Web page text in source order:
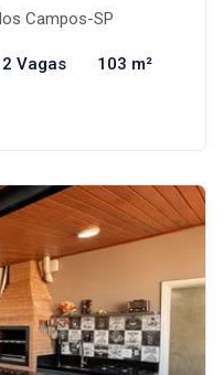
Campos-SP
2 Vagas 103 m²